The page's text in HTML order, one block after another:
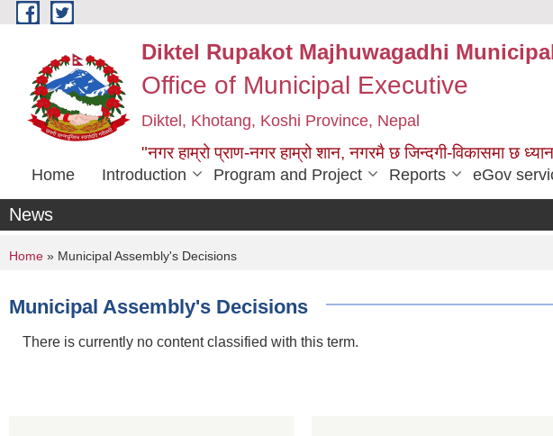
Skip to main content
Diktel Rupakot Majhuwagadhi
Office of Municipal Executive
Diktel, Khotang, Koshi Province, Nepal
"नगर हाम्रो प्राण-नगर हाम्रो शान, नगरमै छ जिन्दगी-विकासमा छ
Home Introduction Program and Project Reports eGov
News
You are here
Home » Municipal Assembly's Decisions
Municipal Assembly's Decisions
There is currently no content classified with this term.